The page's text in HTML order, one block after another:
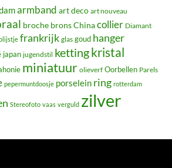
armband art deco art nouveau
broche bronsChinacollier Diamant
frankrijk glas goud hanger
japan jugendstil kettingkristal
miniatuur olieverf Oorbellen Parels
pepermuntdoosje porselein ring rotterdam
Stereofoto vaas verguld zilver